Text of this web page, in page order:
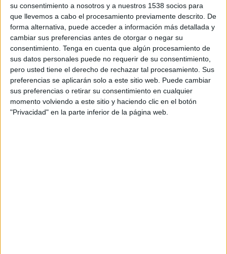
su consentimiento a nosotros y a nuestros 1538 socios para
que llevemos a cabo el procesamiento previamente descrito. De
forma alternativa, puede acceder a información más detallada y
cambiar sus preferencias antes de otorgar o negar su
consentimiento. Tenga en cuenta que algún procesamiento de
sus datos personales puede no requerir de su consentimiento,
pero usted tiene el derecho de rechazar tal procesamiento. Sus
preferencias se aplicarán solo a este sitio web. Puede cambiar
sus preferencias o retirar su consentimiento en cualquier
momento volviendo a este sitio y haciendo clic en el botón
"Privacidad" en la parte inferior de la página web.
Nova campanya arqueològica a La
Draga de Banyoles per aprofundir en
les primeres comunitats pageses
Una nova campanya d’excavacions arqueològiques al
jaciment neolític de La Draga, a Banyoles, va començar el 2
de juny i s’allargarà fins a l’11 de juliol. ...